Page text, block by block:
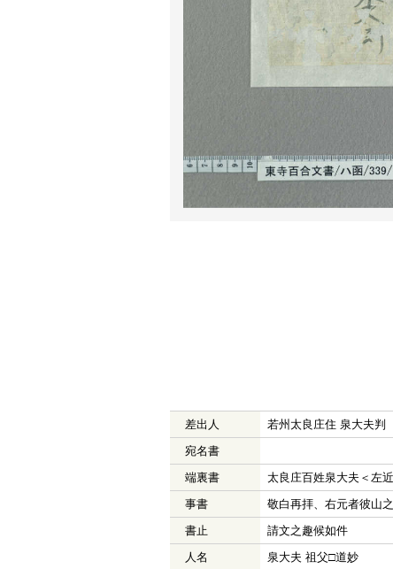
差出人
若州太良庄住 泉大夫判
宛名書
端裏書
太良庄百姓泉大夫＜左
事書
敬白再拝、右元者彼山
書止
請文之趣候如件
人名
泉大夫 祖父□道妙